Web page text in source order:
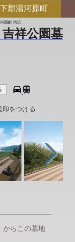
郡湯河原町
原町 吉浜
祥公園墓
をつける
からこの墓地